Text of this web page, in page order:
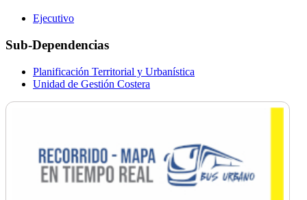
Ejecutivo
Sub-Dependencias
Planificación Territorial y Urbanística
Unidad de Gestión Costera